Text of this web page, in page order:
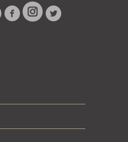
LINKEDINFACEBOOK
INSTAGRAM
TWITTER